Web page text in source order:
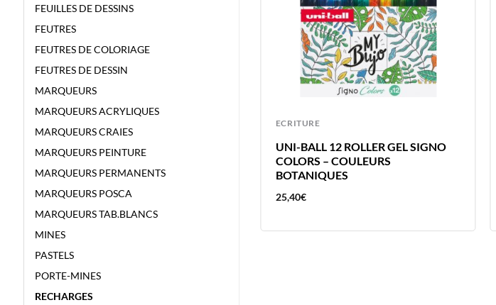
FEUILLES DE DESSINS
FEUTRES
FEUTRES DE COLORIAGE
FEUTRES DE DESSIN
MARQUEURS
MARQUEURS ACRYLIQUES
MARQUEURS CRAIES
MARQUEURS PEINTURE
MARQUEURS PERMANENTS
MARQUEURS POSCA
MARQUEURS TAB.BLANCS
MINES
PASTELS
PORTE-MINES
RECHARGES
ECRITURE
UNI-BALL 12 ROLLER GEL SIGNO
COLORS – COULEURS
BOTANIQUES
25,40€
UNI-BALL FEUTRE PIN 0.3 NOIR
4,01€